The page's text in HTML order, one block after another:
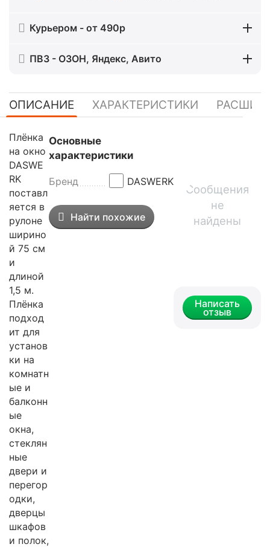
Курьером - от 490р
ПВЗ - ОЗОН, Яндекс, Авито
ОПИСАНИЕ ХАРАКТЕРИСТИКИ
Плёнка
на окно
DASWE
RK
поставл
яется в
рулоне
ширино
й 75 см
и
длиной
1,5 м.
Плёнка
подход
ит для
установ
ки на
комнатн
ые и
балконн
ые
окна,
стеклян
ные
двери и
перегор
одки,
дверцы
шкафов
и полок,
Основные
характеристики
Бренд DASWERK
Найти похожие
Сообщения
не
найдены
Написать
отзыв